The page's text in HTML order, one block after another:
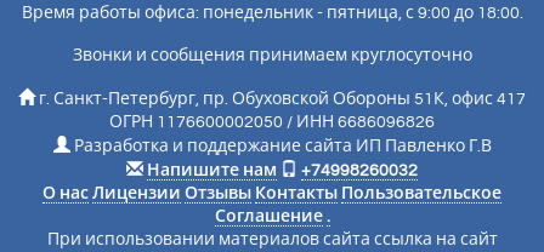
Время работы офиса: понедельник - пятница, с 9:00 до 18:00.
Звонки и сообщения принимаем круглосуточно
г. Санкт-Петербург, пр. Обуховской Обороны 51К, офис 417
ОГРН 1176600002050 / ИНН 6686096826
Разработка и поддержание сайта ИП Павленко Г.В
Напишите нам
+74998260032
О нас Лицензии Отзывы Контакты Пользовательское
Соглашение .
При использовании материалов сайта ссылка на сайт